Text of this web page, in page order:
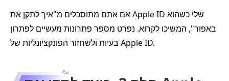
אם אתם מתוסכלים מ"איך לתקן את Apple ID שלי כשהוא
באפור", המשיכו לקרוא. נפרט מספר פתרונות מעשיים לפתרון
בעיות ולשחזור הפונקציונליות של Apple ID.